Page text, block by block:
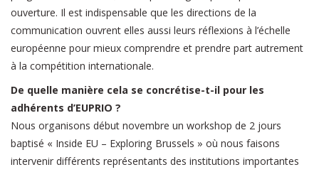
ouverture. Il est indispensable que les directions de la
communication ouvrent elles aussi leurs réflexions à l’échelle
européenne pour mieux comprendre et prendre part autrement
à la compétition internationale.
De quelle manière cela se concrétise-t-il pour les
adhérents d’EUPRIO ?
Nous organisons début novembre un workshop de 2 jours
baptisé « Inside EU – Exploring Brussels » où nous faisons
intervenir différents représentants des institutions importantes